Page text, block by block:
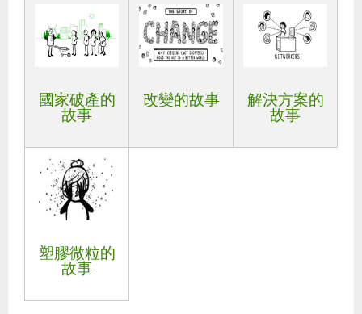
國家破產的
故事
改變的故事 解決方案的
故事
塑膠微粒的
故事